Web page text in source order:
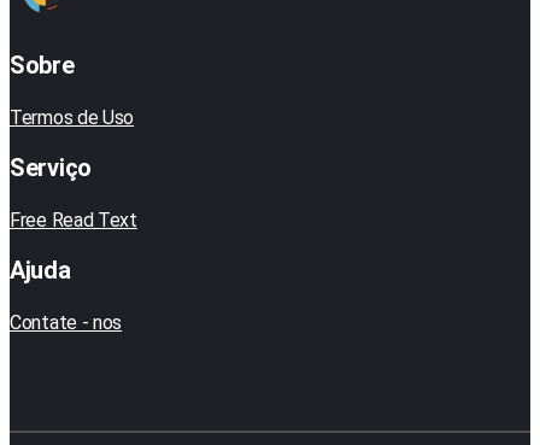
Sobre
Termos de Uso
Serviço
Free Read Text
Ajuda
Contate - nos